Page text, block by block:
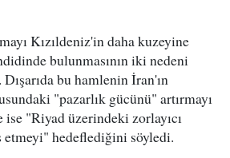
Kızıldeniz'in daha kuzeyine
bulunmasının iki nedeni
bu hamlenin İran'ın
"pazarlık gücünü" artırmayı
ise "Riyad üzerindeki zorlayıcı
etmeyi" hedeflediğini söyledi.